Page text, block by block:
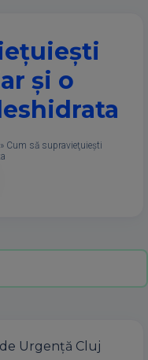
şi o
» Cum să supravieţuieşti
Urgenţă Cluj